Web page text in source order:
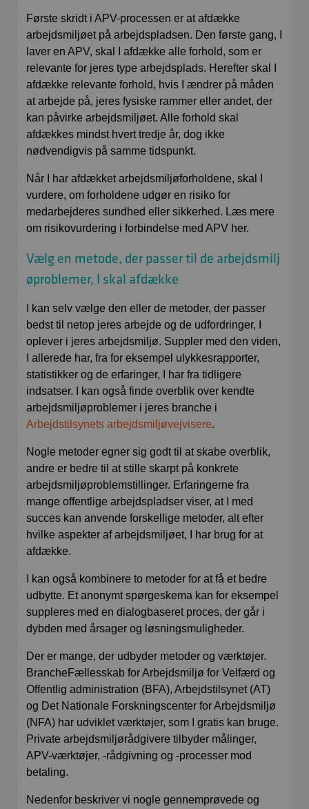
Første skridt i APV-processen er at afdække
arbejdsmiljøet på arbejdspladsen. Den første gang, I
laver en APV, skal I afdække alle forhold, som er
relevante for jeres type arbejdsplads. Herefter skal I
afdække relevante forhold, hvis I ændrer på måden
at arbejde på, jeres fysiske rammer eller andet, der
kan påvirke arbejdsmiljøet. Alle forhold skal
afdækkes mindst hvert tredje år, dog ikke
nødvendigvis på samme tidspunkt.
Når I har afdækket arbejdsmiljøforholdene, skal I
vurdere, om forholdene udgør en risiko for
medarbejderes sundhed eller sikkerhed. Læs mere
om risikovurdering i forbindelse med APV her.
Vælg en metode, der passer til de arbejdsmilj
øproblemer, I skal afdække
I kan selv vælge den eller de metoder, der passer
bedst til netop jeres arbejde og de udfordringer, I
oplever i jeres arbejdsmiljø. Suppler med den viden,
I allerede har, fra for eksempel ulykkesrapporter,
statistikker og de erfaringer, I har fra tidligere
indsatser. I kan også finde overblik over kendte
arbejdsmiljøproblemer i jeres branche i
Arbejdstilsynets arbejdsmiljøvejvisere.
Nogle metoder egner sig godt til at skabe overblik,
andre er bedre til at stille skarpt på konkrete
arbejdsmiljøproblemstillinger. Erfaringerne fra
mange offentlige arbejdspladser viser, at I med
succes kan anvende forskellige metoder, alt efter
hvilke aspekter af arbejdsmiljøet, I har brug for at
afdække.
I kan også kombinere to metoder for at få et bedre
udbytte. Et anonymt spørgeskema kan for eksempel
suppleres med en dialogbaseret proces, der går i
dybden med årsager og løsningsmuligheder.
Der er mange, der udbyder metoder og værktøjer.
BrancheFællesskab for Arbejdsmiljø for Velfærd og
Offentlig administration (BFA), Arbejdstilsynet (AT)
og Det Nationale Forskningscenter for Arbejdsmiljø
(NFA) har udviklet værktøjer, som I gratis kan bruge.
Private arbejdsmiljørådgivere tilbyder målinger,
APV-værktøjer, -rådgivning og -processer mod
betaling.
Nedenfor beskriver vi nogle gennemprøvede og